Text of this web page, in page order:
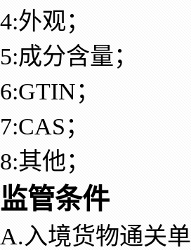
4:外观；
5:成分含量；
6:GTIN；
7:CAS；
8:其他；
监管条件
A.入境货物通关单